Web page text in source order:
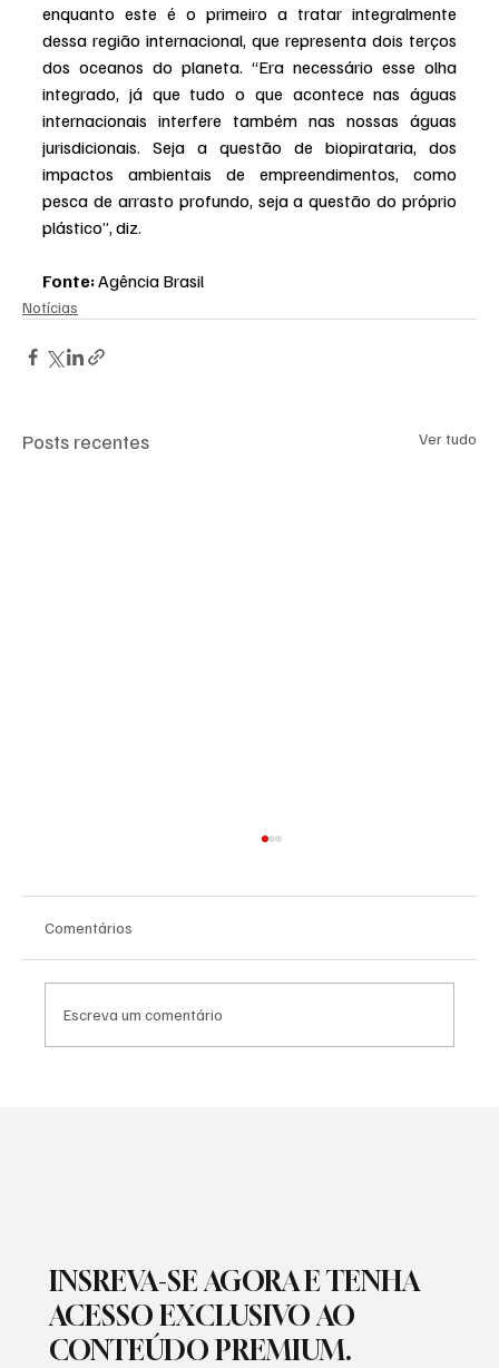
enquanto este é o primeiro a tratar integralmente
dessa região internacional, que representa dois terços
dos oceanos do planeta. “Era necessário esse olha
integrado, já que tudo o que acontece nas águas
internacionais interfere também nas nossas águas
jurisdicionais. Seja a questão de biopirataria, dos
impactos ambientais de empreendimentos, como
pesca de arrasto profundo, seja a questão do próprio
plástico”, diz.
Fonte: Agência Brasil
Notícias
Posts recentes Ver tudo
Comentários
Escreva um comentário
INSREVA-SE AGORA E TENHA
ACESSO EXCLUSIVO AO
CONTEÚDO PREMIUM.